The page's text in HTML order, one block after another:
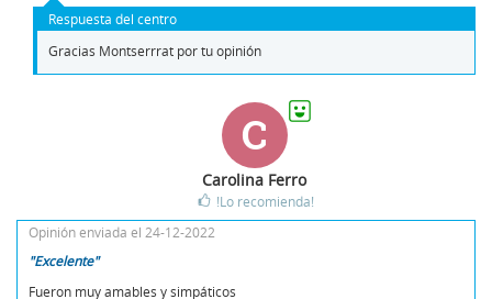
Respuesta del centro
Gracias Montserrrat por tu opinión
C
Carolina Ferro
!Lo recomienda!
Opinión enviada el 24-12-2022
"Excelente"
Fueron muy amables y simpáticos